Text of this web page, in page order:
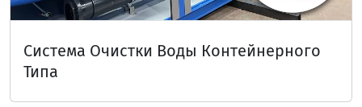
Система Очистки Воды Контейнерного
Типа